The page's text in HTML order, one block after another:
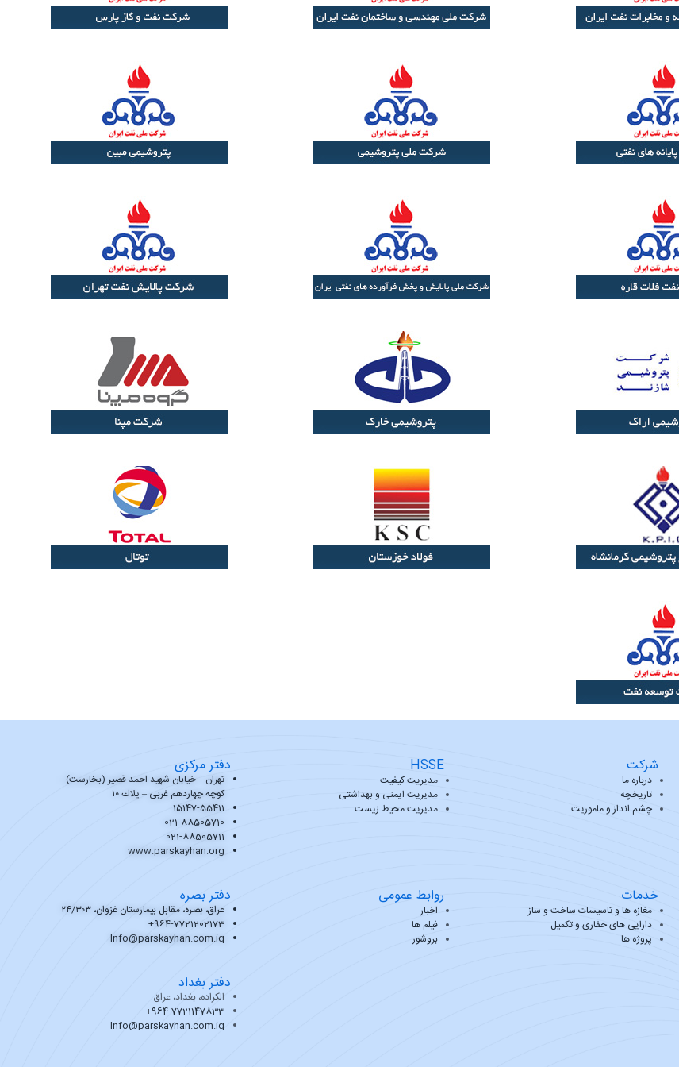
شرکت
درباره ما
تاریخچه
چشم انداز و ماموریت
HSSE
مدیریت کیفیت
مدیریت ایمنی و بهداشتی
مدیریت محیط زیست
دفتر مرکزی
تهران – خیابان شهید احمد قصیر (بخارست) –
کوچه چهاردهم غربی – پلاك ۱۰
15147-55411
021-88505710
021-88505711
www.parskayhan.org
خدمات
مغازه ها و تاسیسات ساخت و ساز
دارایی های حفاری و تکمیل
پروژه ها
روابط عمومی
اخبار
فیلم ها
بروشور
دفتر بصره
عراق، بصره، مقابل بیمارستان غزوان، ٢٤/٣٠٣
964-7721202173
+
Info@parskayhan.com.iq
دفتر بغداد
الکراده، بغداد، عراق
964-7721147833
+
Info@parskayhan.com.iq